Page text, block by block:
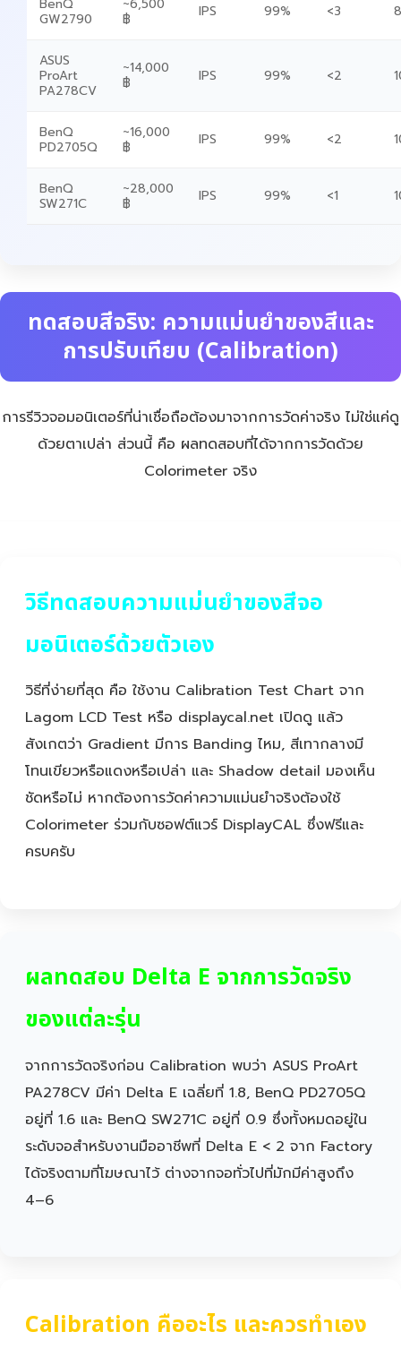
BenQ
GW2790
~6,500
฿
IPS 99% <3
ASUS
ProArt
PA278CV
~14,000
฿
IPS 99% <2
BenQ
PD2705Q
~16,000
฿
IPS 99% <2
BenQ
SW271C
~28,000
฿
IPS 99% <1
ทดสอบสีจริง: ความแม่นยำของสีและ
การปรับเทียบ (Calibration)
การรีวิวจอมอนิเตอร์ที่น่าเชื่อถือต้องมาจากการวัดค่าจริง ไม่ใช่แค่ดู
ด้วยตาเปล่า ส่วนนี้ คือ ผลทดสอบที่ได้จากการวัดด้วย
Colorimeter จริง
วิธีทดสอบความแม่นยำของสีจอ
มอนิเตอร์ด้วยตัวเอง
วิธีที่ง่ายที่สุด คือ ใช้งาน Calibration Test Chart จาก
Lagom LCD Test หรือ displaycal.net เปิดดู แล้ว
สังเกตว่า Gradient มีการ Banding ไหม, สีเทากลางมี
โทนเขียวหรือแดงหรือเปล่า และ Shadow detail มองเห็น
ชัดหรือไม่ หากต้องการวัดค่าความแม่นยำจริงต้องใช้
Colorimeter ร่วมกับซอฟต์แวร์ DisplayCAL ซึ่งฟรีและ
ครบครับ
ผลทดสอบ Delta E จากการวัดจริง
ของแต่ละรุ่น
จากการวัดจริงก่อน Calibration พบว่า ASUS ProArt
PA278CV มีค่า Delta E เฉลี่ยที่ 1.8, BenQ PD2705Q
อยู่ที่ 1.6 และ BenQ SW271C อยู่ที่ 0.9 ซึ่งทั้งหมดอยู่ใน
ระดับจอสำหรับงานมืออาชีพที่ Delta E < 2 จาก Factory
ได้จริงตามที่โฆษณาไว้ ต่างจากจอทั่วไปที่มักมีค่าสูงถึง
4–6
Calibration คืออะไร และควรทำเอง